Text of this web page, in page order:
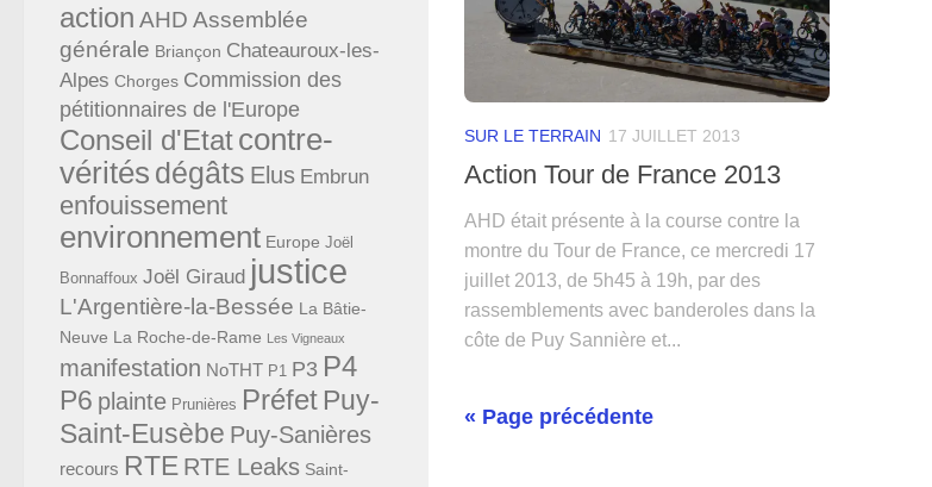
SUR LE TERRAIN 17 JUILLET 2013
Action Tour de France 2013
AHD était présente à la course contre la
montre du Tour de France, ce mercredi 17
juillet 2013, de 5h45 à 19h, par des
rassemblements avec banderoles dans la
côte de Puy Sannière et...
« Page précédente
action AHD Assemblée
générale Briançon Chateauroux-les-
Alpes Chorges Commission des
pétitionnaires de l'Europe
Conseil d'Etatcontre-
vérités dégâts Elus Embrun
enfouissement
environnement Europe Joël
Bonnaffoux Joël Giraud justice
L'Argentière-la-Bessée La Bâtie-
Neuve La Roche-de-Rame Les Vigneaux
manifestation NoTHT P1 P3 P4
P6 plainte Prunières Préfet Puy-
Saint-Eusèbe Puy-Sanières
recours RTE RTE Leaks Saint-